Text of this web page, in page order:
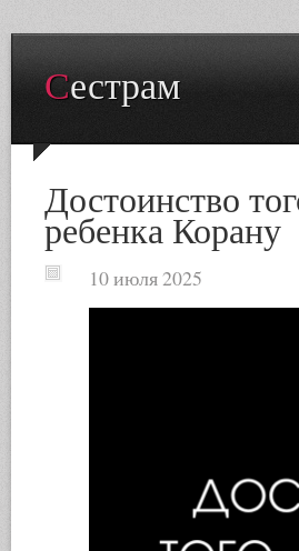
Сестрам
Достоинство
ребенка Корану
10 июля 2025